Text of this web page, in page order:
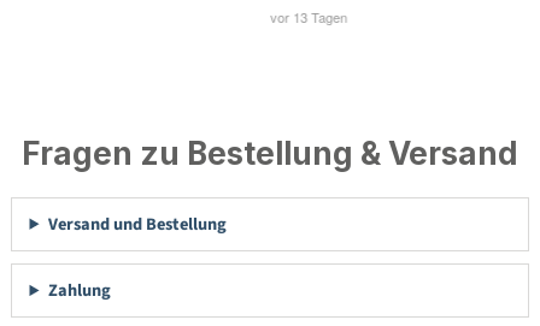
Fragen zu Bestellung & Versand
Versand und Bestellung
Zahlung